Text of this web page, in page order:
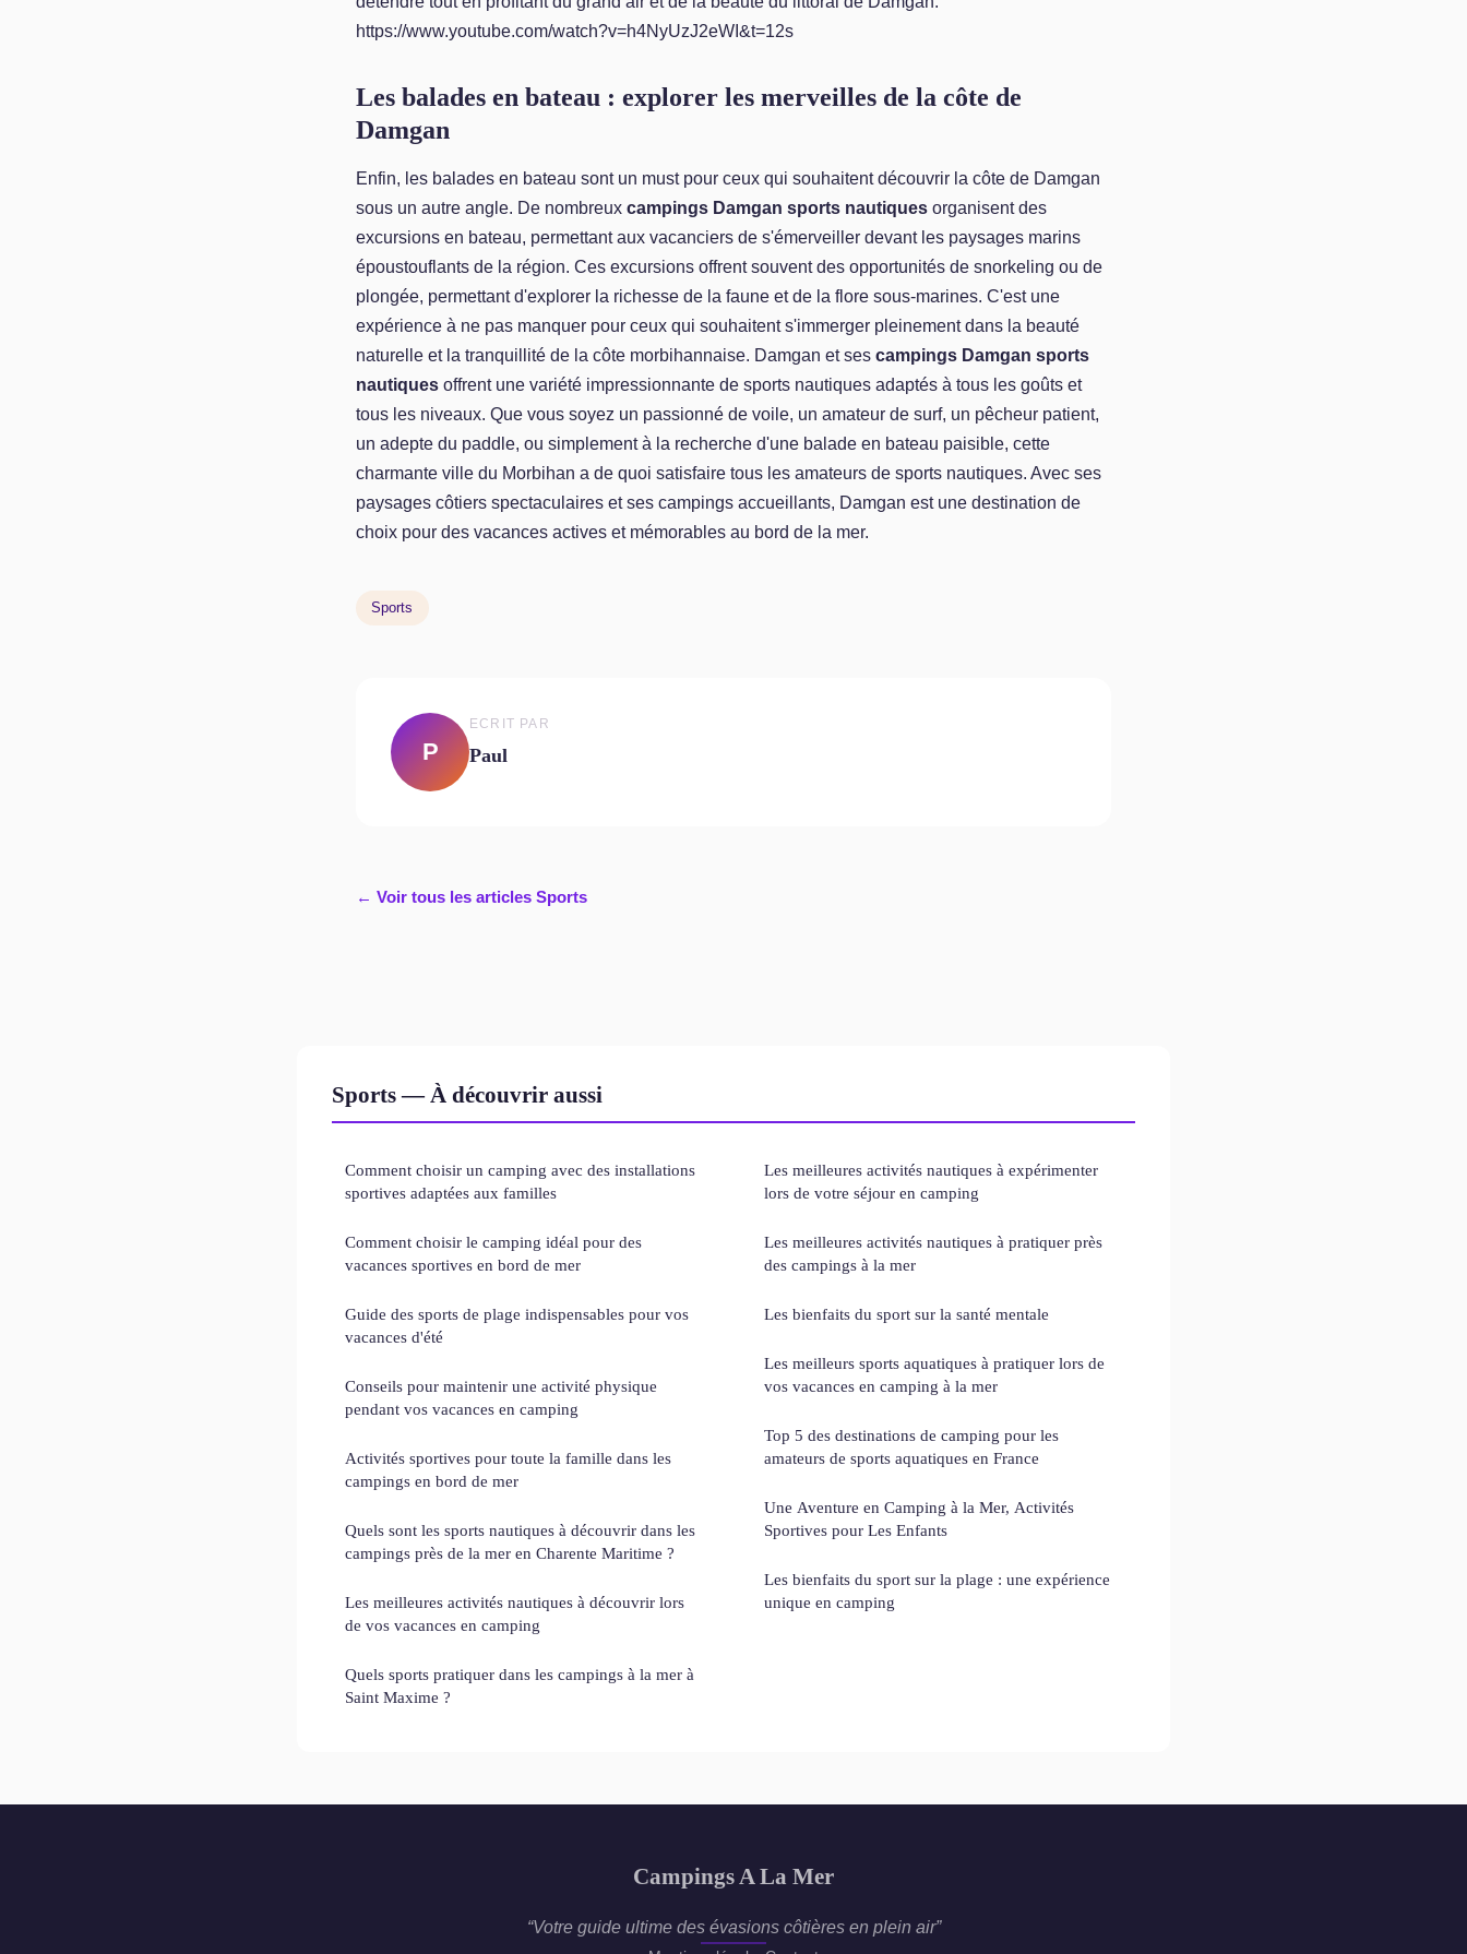
https://www.youtube.com/watch?v=h4NyUzJ2eWI&t=12s
Les balades en bateau : explorer les merveilles de la côte de
Damgan
Enfin, les balades en bateau sont un must pour ceux qui souhaitent découvrir la côte de Damgan
sous un autre angle. De nombreux campings Damgan sports nautiques organisent des
excursions en bateau, permettant aux vacanciers de s'émerveiller devant les paysages marins
époustouflants de la région. Ces excursions offrent souvent des opportunités de snorkeling ou de
plongée, permettant d'explorer la richesse de la faune et de la flore sous-marines. C'est une
expérience à ne pas manquer pour ceux qui souhaitent s'immerger pleinement dans la beauté
naturelle et la tranquillité de la côte morbihannaise. Damgan et ses campings Damgan sports
nautiques offrent une variété impressionnante de sports nautiques adaptés à tous les goûts et
tous les niveaux. Que vous soyez un passionné de voile, un amateur de surf, un pêcheur patient,
un adepte du paddle, ou simplement à la recherche d'une balade en bateau paisible, cette
charmante ville du Morbihan a de quoi satisfaire tous les amateurs de sports nautiques. Avec ses
paysages côtiers spectaculaires et ses campings accueillants, Damgan est une destination de
choix pour des vacances actives et mémorables au bord de la mer.
Sports
P
ECRIT PAR
Paul
← Voir tous les articles Sports
Sports — À découvrir aussi
Comment choisir un camping avec des installations
sportives adaptées aux familles
Comment choisir le camping idéal pour des
vacances sportives en bord de mer
Guide des sports de plage indispensables pour vos
vacances d'été
Conseils pour maintenir une activité physique
pendant vos vacances en camping
Activités sportives pour toute la famille dans les
campings en bord de mer
Quels sont les sports nautiques à découvrir dans les
campings près de la mer en Charente Maritime ?
Les meilleures activités nautiques à découvrir lors
de vos vacances en camping
Quels sports pratiquer dans les campings à la mer à
Saint Maxime ?
Les meilleures activités nautiques à expérimenter
lors de votre séjour en camping
Les meilleures activités nautiques à pratiquer près
des campings à la mer
Les bienfaits du sport sur la santé mentale
Les meilleurs sports aquatiques à pratiquer lors de
vos vacances en camping à la mer
Top 5 des destinations de camping pour les
amateurs de sports aquatiques en France
Une Aventure en Camping à la Mer, Activités
Sportives pour Les Enfants
Les bienfaits du sport sur la plage : une expérience
unique en camping
Campings A La Mer
“Votre guide ultime des évasions côtières en plein air”